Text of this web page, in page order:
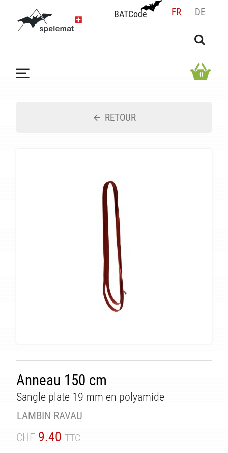
BATCode FR DE
BATCode
OK
0
RETOUR
Anneau 150 cm
Sangle plate 19 mm en polyamide
LAMBIN RAVAU
CHF 9.40 TTC